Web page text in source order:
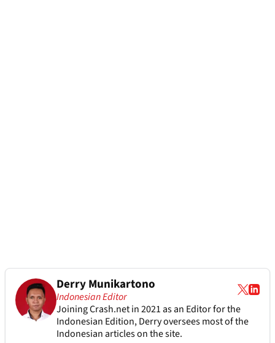
Derry Munikartono
Indonesian Editor
Joining Crash.net in 2021 as an Editor for the
Indonesian Edition, Derry oversees most of the
Indonesian articles on the site.